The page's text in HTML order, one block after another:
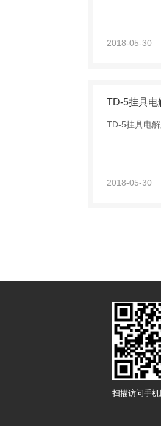
2018-05-30
TD-5挂具电
TD-5挂具电
2018-05-30
扫描访问手